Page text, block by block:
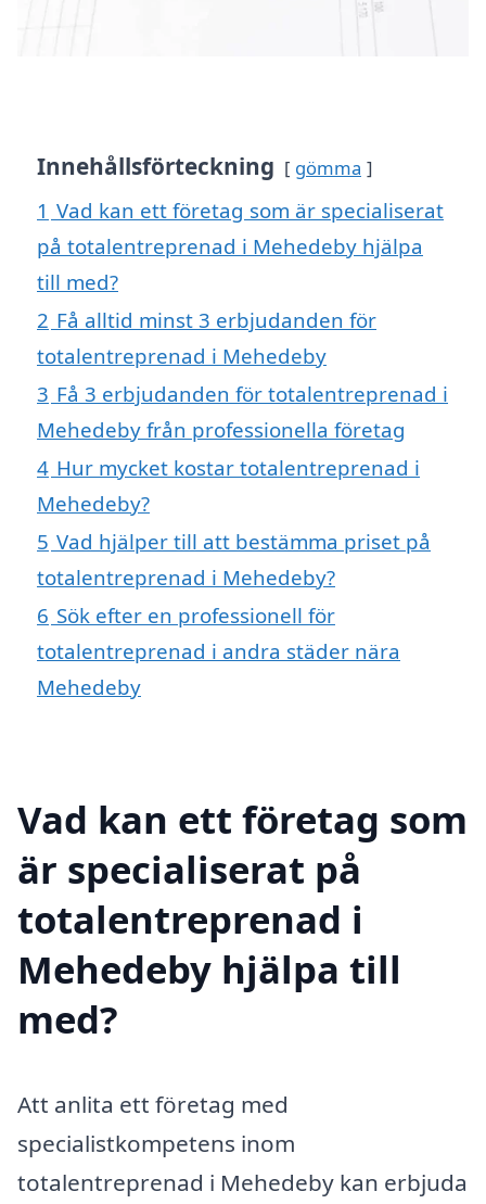
Innehållsförteckning gömma
1 Vad kan ett företag som är specialiserat
på totalentreprenad i Mehedeby hjälpa
till med?
2 Få alltid minst 3 erbjudanden för
totalentreprenad i Mehedeby
3 Få 3 erbjudanden för totalentreprenad i
Mehedeby från professionella företag
4 Hur mycket kostar totalentreprenad i
Mehedeby?
5 Vad hjälper till att bestämma priset på
totalentreprenad i Mehedeby?
6 Sök efter en professionell för
totalentreprenad i andra städer nära
Mehedeby
Vad kan ett företag som
är specialiserat på
totalentreprenad i
Mehedeby hjälpa till
med?
Att anlita ett företag med
specialistkompetens inom
totalentreprenad i Mehedeby kan erbjuda